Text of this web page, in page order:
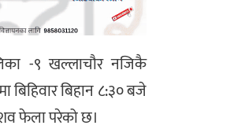
-९ खल्लाचौर नजिकै
बिहिवार बिहान ८:३० बजे
फेला परेको छ।